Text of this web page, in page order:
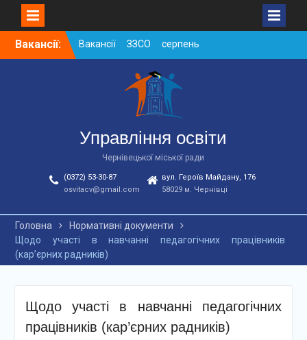
SkipВакансії:
Вакансії ЗЗСО серпень
2026
Вакансії ЗЗСО червень
Вакансії у ЗДО та
дошкільних підрозділах
ЗЗСО станом на
01.08.2026 р.
Управління освіти
Чернівецької міської ради
(0372) 53-30-87
osvitacv@gmail.com
вул. Героїв Майдану, 176
58029 м. Чернівці
Головна
Нормативні документи
Щодо участі в навчанні педагогічних працівників
(кар’єрних радників)
Щодо участі в навчанні педагогічних
працівників (кар’єрних радників)